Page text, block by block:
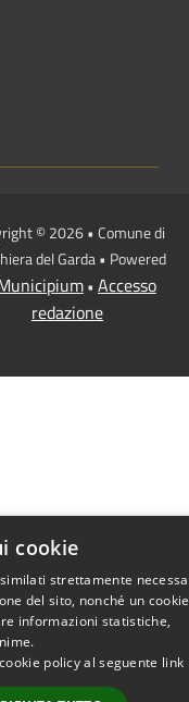
© 2026 • Comune di
del Garda • Powered
• Accesso
redazione
cookie
strettamente
del sito, nonché un cookie
informazioni statistiche,
policy al seguente link